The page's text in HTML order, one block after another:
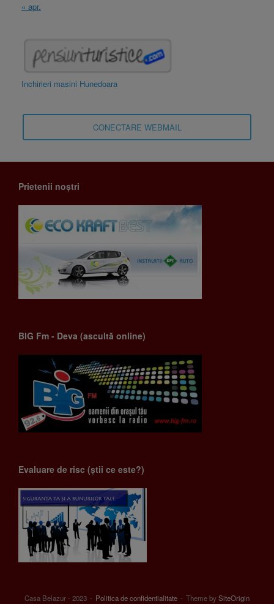
« apr.
Inchirieri masini Hunedoara
CONECTARE WEBMAIL
Prietenii noștri
BIG Fm - Deva (ascultă online)
Evaluare de risc (știi ce este?)
Casa Belazur - 2023 Politica de confidentialitate Theme bySiteOrigin